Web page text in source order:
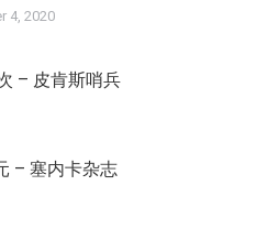
4, 2020
– 皮肯斯哨兵
– 塞内卡杂志